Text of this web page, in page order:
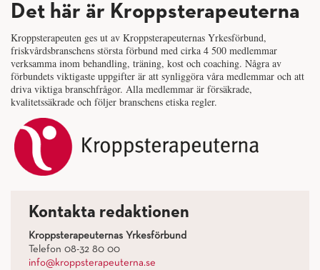
Det här är Kroppsterapeuterna
Kroppsterapeuten ges ut av Kroppsterapeuternas Yrkesförbund,
friskvårdsbranschens största förbund med cirka 4 500 medlemmar
verksamma inom behandling, träning, kost och coaching. Några av
förbundets viktigaste uppgifter är att synliggöra våra medlemmar och att
driva viktiga branschfrågor. Alla medlemmar är försäkrade,
kvalitetssäkrade och följer branschens etiska regler.
Kontakta redaktionen
Kroppsterapeuternas Yrkesförbund
Telefon 08-32 80 00
info@kroppsterapeuterna.se